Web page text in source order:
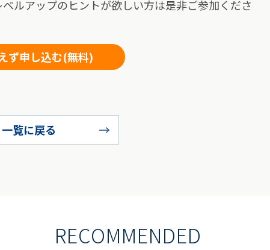
ルアップのヒントが欲しい方は是非ご参加くださ
ず申し込む(無料)
一覧に戻る
RECOMMENDED